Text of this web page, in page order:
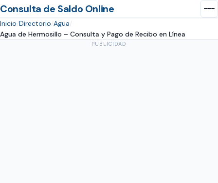
Consulta de Saldo Online
Inicio Directorio Agua
Agua de Hermosillo – Consulta y Pago de Recibo en Línea
PUBLICIDAD